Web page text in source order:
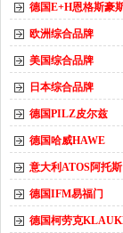
德国E+H恩格斯豪
欧洲综合品牌
美国综合品牌
日本综合品牌
德国PILZ皮尔兹
德国哈威HAWE
意大利ATOS阿托斯
德国IFM易福门
德国柯劳克